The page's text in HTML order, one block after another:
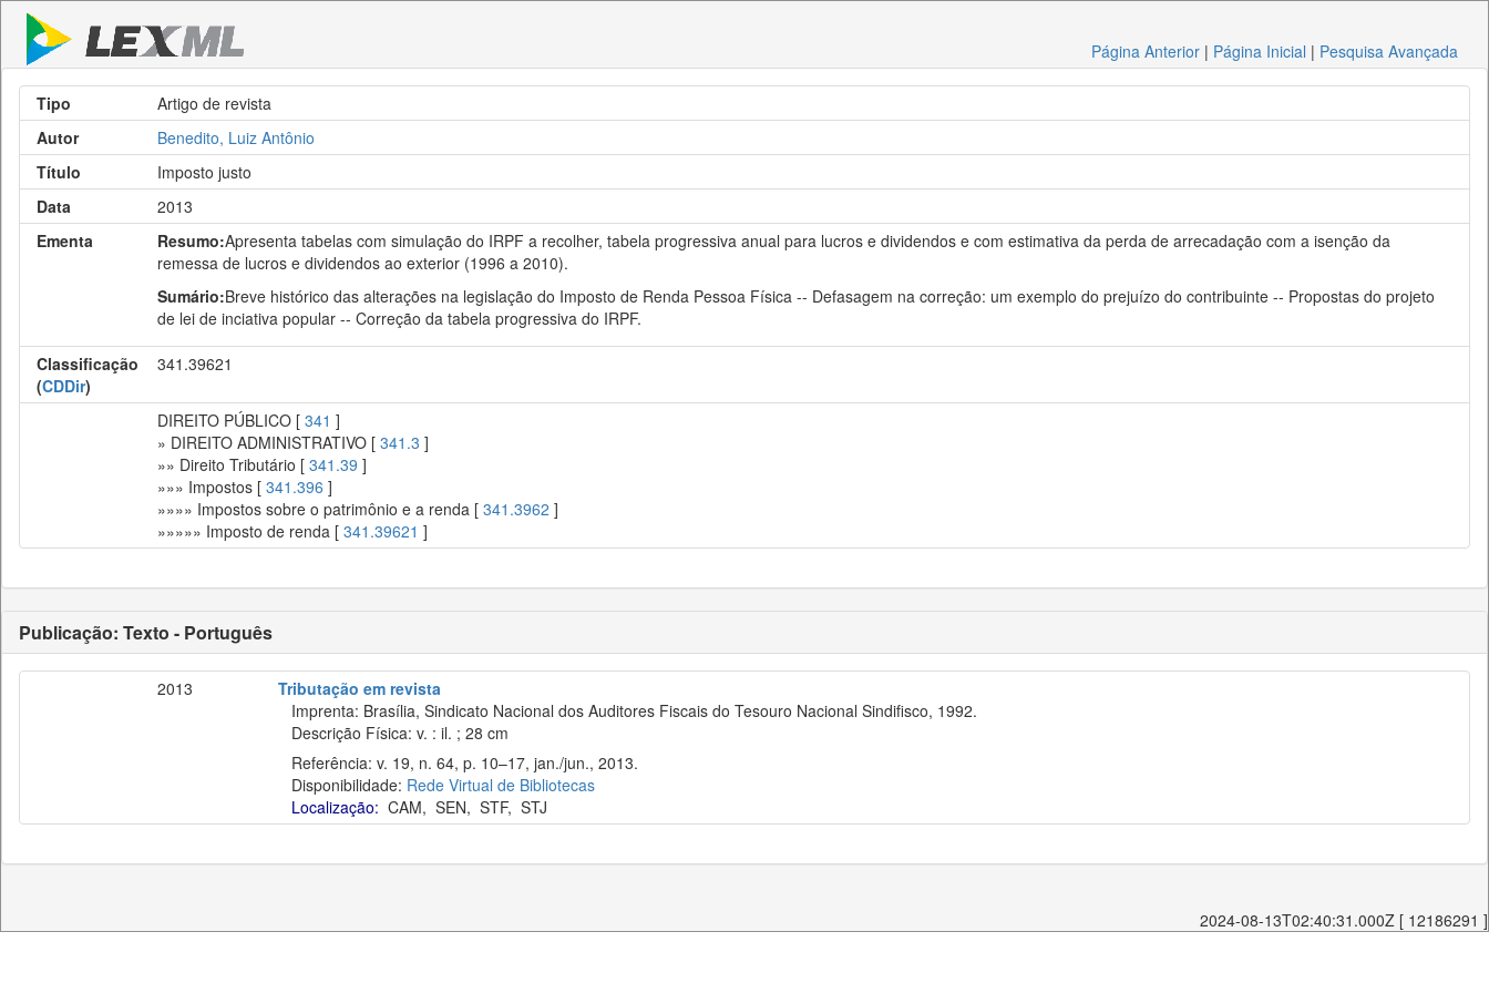
Página Anterior | Página Inicial | Pesquisa Avançada
Tipo
Artigo de revista
Autor
Benedito, Luiz Antônio
Título
Imposto justo
Data
2013
Ementa
Resumo:Apresenta tabelas com simulação do IRPF a recolher, tabela progressiva anual para lucros e dividendos e com estimativa da perda de arrecadação com a isenção da
remessa de lucros e dividendos ao exterior (1996 a 2010).
Sumário:Breve histórico das alterações na legislação do Imposto de Renda Pessoa Física -- Defasagem na correção: um exemplo do prejuízo do contribuinte -- Propostas do projeto
de lei de inciativa popular -- Correção da tabela progressiva do IRPF.
Classificação
(CDDir)
341.39621
DIREITO PÚBLICO [ 341 ]
» DIREITO ADMINISTRATIVO [ 341.3 ]
»» Direito Tributário [ 341.39 ]
»»» Impostos [ 341.396 ]
»»»» Impostos sobre o patrimônio e a renda [ 341.3962 ]
»»»»» Imposto de renda [ 341.39621 ]
Publicação: Texto - Português
2013
Tributação em revista
Imprenta: Brasília, Sindicato Nacional dos Auditores Fiscais do Tesouro Nacional Sindifisco, 1992.
Descrição Física: v. : il. ; 28 cm
Referência: v. 19, n. 64, p. 10–17, jan./jun., 2013.
Disponibilidade: Rede Virtual de Bibliotecas
Localização: CAM, SEN, STF, STJ
2024-08-13T02:40:31.000Z [ 12186291 ]